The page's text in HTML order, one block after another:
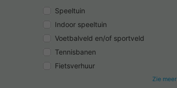
Speeltuin
Indoor speeltuin
Voetbalveld en/of sportveld
Tennisbanen
Fietsverhuur
Zie meer